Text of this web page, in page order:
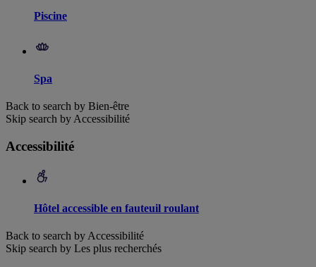
Piscine
Spa
Back to search by Bien-être
Skip search by Accessibilité
Accessibilité
Hôtel accessible en fauteuil roulant
Back to search by Accessibilité
Skip search by Les plus recherchés